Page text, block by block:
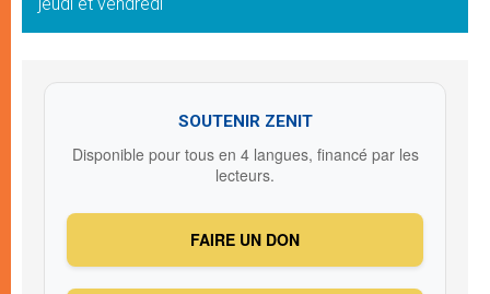
SOUTENIR ZENIT
Disponible pour tous en 4 langues, financé par les
lecteurs.
FAIRE UN DON